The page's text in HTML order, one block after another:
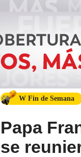
W Fin de Semana
Papa
se